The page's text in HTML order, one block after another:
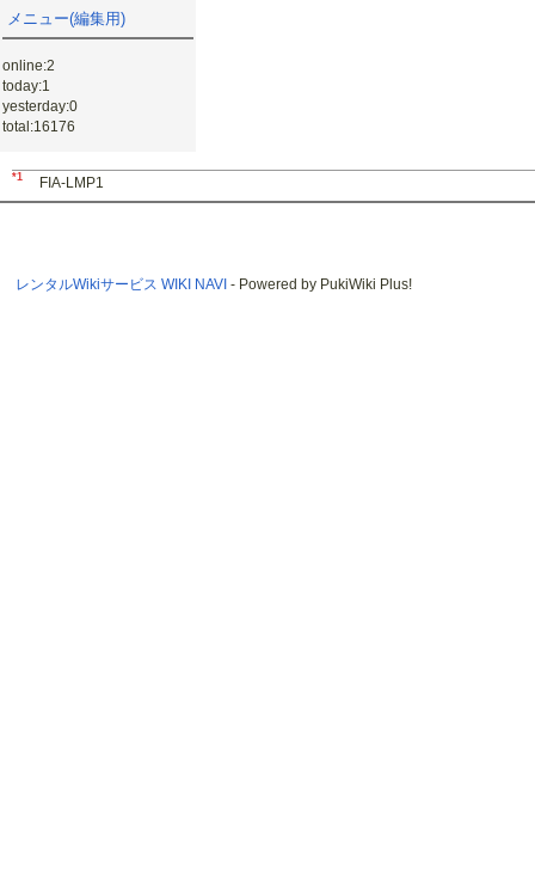
メニュー(編集用)
online:2
today:1
yesterday:0
total:16176
*1 FIA-LMP1
レンタルWikiサービス WIKI NAVI - Powered by PukiWiki Plus!